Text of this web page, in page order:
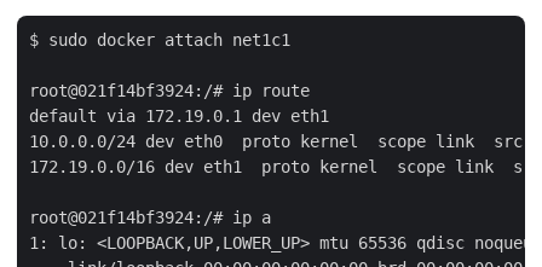
$ sudo docker attach net1c1
root@021f14bf3924:/# ip route
default via 172.19.0.1 dev eth1
10.0.0.0/24 dev eth0  proto kernel  scope link  src
172.19.0.0/16 dev eth1  proto kernel  scope link
root@021f14bf3924:/# ip a
1: lo: <LOOPBACK,UP,LOWER_UP> mtu 65536 qdisc